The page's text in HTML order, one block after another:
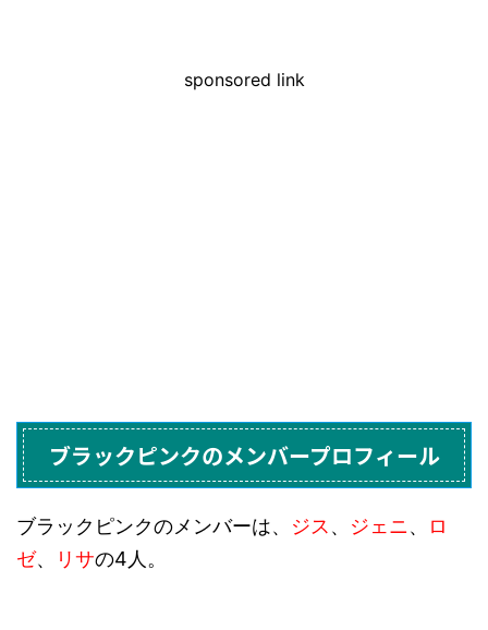
sponsored link
ブラックピンクのメンバープロフィール
ブラックピンクのメンバーは、 ジス 、 ジェニ、
ロ
ゼ、 リサの4人。